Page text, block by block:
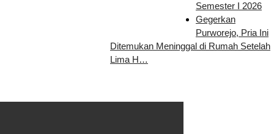
Semester I 2026
Gegerkan
Purworejo, Pria Ini
Ditemukan Meninggal di Rumah Setelah
Lima H…